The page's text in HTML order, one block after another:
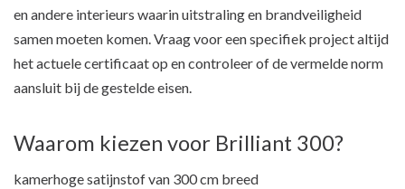
en andere interieurs waarin uitstraling en brandveiligheid
samen moeten komen. Vraag voor een specifiek project altijd
het actuele certificaat op en controleer of de vermelde norm
aansluit bij de gestelde eisen.
Waarom kiezen voor Brilliant 300?
kamerhoge satijnstof van 300 cm breed